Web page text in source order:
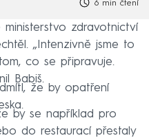
6 min čtení
zdravotnictví
„Intenzivně jsme to
co se připravuje.
Babiš.
že by opatření
by se například pro
do restaurací přestaly